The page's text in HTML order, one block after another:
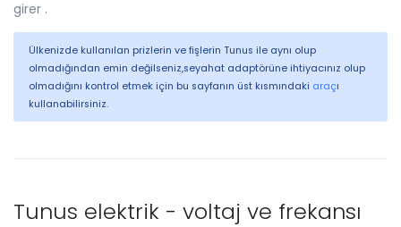
girer .
Ülkenizde kullanılan prizlerin ve fişlerin Tunus ile aynı olup
olmadığından emin değilseniz,seyahat adaptörüne ihtiyacınız olup
olmadığını kontrol etmek için bu sayfanın üst kısmındaki araçı
kullanabilirsiniz.
Tunus elektrik - voltaj ve frekansı